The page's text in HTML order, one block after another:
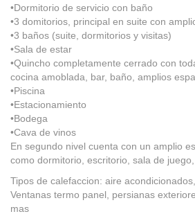
•Dormitorio de servicio con baño
•3 domitorios, principal en suite con
•3 baños (suite, dormitorios y visitas)
•Sala de estar
•Quincho completamente cerrado con
cocina amoblada, bar, baño, amplios
•Piscina
•Estacionamiento
•Bodega
•Cava de vinos
En segundo nivel cuenta con un amplio
como dormitorio, escritorio, sala de
Tipos de calefaccion: aire
Ventanas termo panel, persianas
mas